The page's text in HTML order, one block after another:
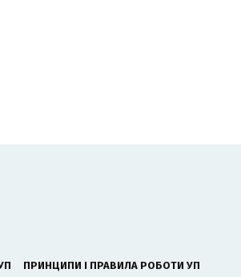
ПРИНЦИПИ І ПРАВИЛА РОБОТИ УП